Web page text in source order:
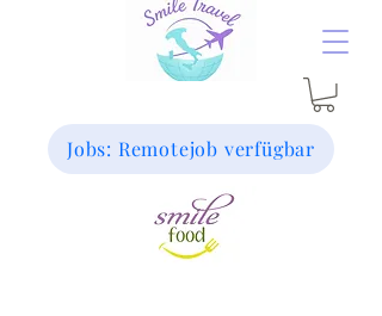
Jobs: Remotejob verfügbar